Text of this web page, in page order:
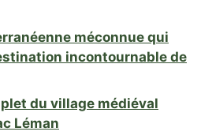
méconnue qui
incontournable de
du village médiéval
Léman